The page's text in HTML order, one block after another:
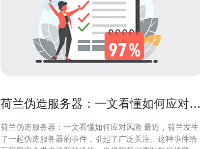
荷兰伪造服务器：一文看懂如何应对风
荷兰伪造服务器：一文看懂如何应对风险 最近，荷兰发生
了一起伪造服务器的事件，引起了广泛关注。这种事件给